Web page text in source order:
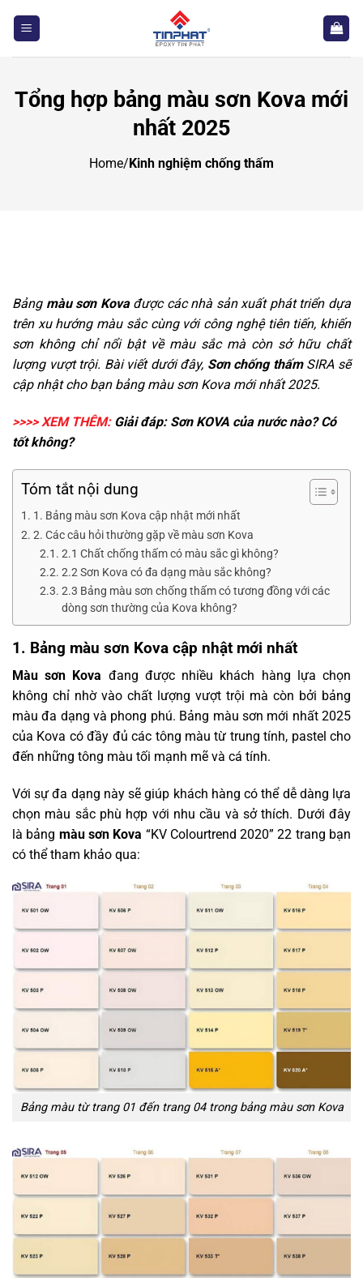
Tổng hợp bảng màu sơn Kova mới
nhất 2025
Home/ Kinh nghiệm chống thấm
Bảng màu sơn Kovađược các nhà sản xuất phát triển dựa
trên xu hướng màu sắc cùng với công nghệ tiên tiến, khiến
sơn không chỉ nổi bật về màu sắc mà còn sở hữu chất
lượng vượt trội. Bài viết dưới đây, Sơn chống thấmSIRA sẽ
cập nhật cho bạn bảng màu sơn Kova mới nhất 2025.
>>>> XEM THÊM: Giải đáp: Sơn KOVA của nước nào? Có
tốt không?
Tóm tắt nội dung
1. Bảng màu sơn Kova cập nhật mới nhất
2. Các câu hỏi thường gặp về màu sơn Kova
2.1 Chất chống thấm có màu sắc gì không?
2.2 Sơn Kova có đa dạng màu sắc không?
2.3 Bảng màu sơn chống thấm có tương đồng với các
dòng sơn thường của Kova không?
1. Bảng màu sơn Kova cập nhật mới nhất
Màu sơn Kova đang được nhiều khách hàng lựa chọn
không chỉ nhờ vào chất lượng vượt trội mà còn bởi bảng
màu đa dạng và phong phú. Bảng màu sơn mới nhất 2025
của Kova có đầy đủ các tông màu từ trung tính, pastel cho
đến những tông màu tối mạnh mẽ và cá tính.
Với sự đa dạng này sẽ giúp khách hàng có thể dễ dàng lựa
chọn màu sắc phù hợp với nhu cầu và sở thích. Dưới đây
là bảng màu sơn Kova “KV Colourtrend 2020” 22 trang bạn
có thể tham khảo qua:
Bảng màu từ trang 01 đến trang 04 trong bảng màu sơn Kova